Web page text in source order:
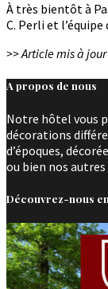
À très bientôt à
C. Perli et l’équipe
>> Article mis à
A propos de nous
Notre hôtel vous
décorations
d’époques,
ou bien nos
Découvrez-nous